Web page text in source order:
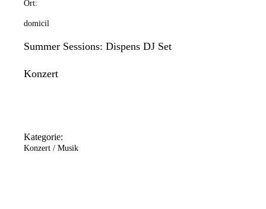
Ort:
domicil
Summer Sessions: Dispens DJ Set
Konzert
Kategorie:
Konzert / Musik